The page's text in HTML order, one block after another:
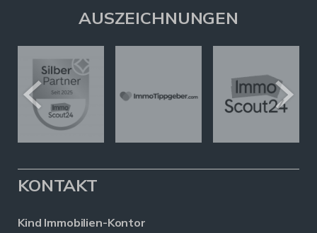
AUSZEICHNUNGEN
KONTAKT
Kind Immobilien-Kontor